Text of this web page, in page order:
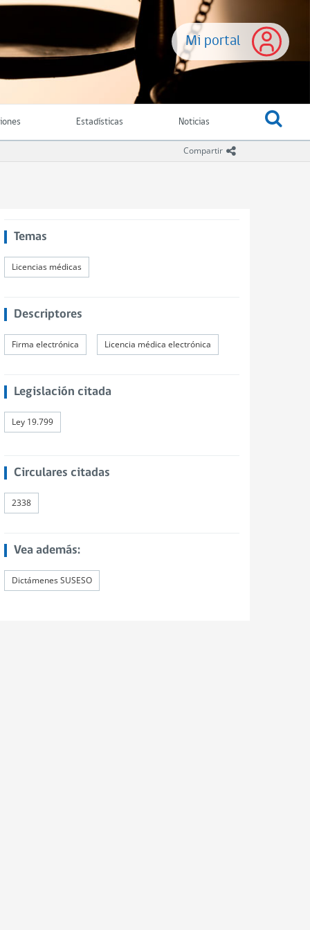
Mi portal
Estadísticas Noticias
Compartir icono compartir
Temas
Licencias médicas
Descriptores
Firma electrónica Licencia médica electrónica
Legislación citada
Ley 19.799
Circulares citadas
2338
Vea además:
Dictámenes SUSESO